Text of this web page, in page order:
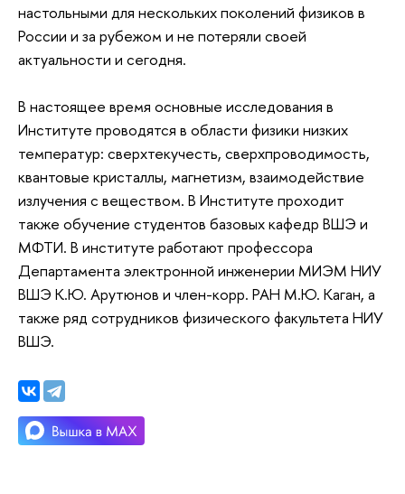
настольными для нескольких поколений физиков в
России и за рубежом и не потеряли своей
актуальности и сегодня.
В настоящее время основные исследования в
Институте проводятся в области физики низких
температур: сверхтекучесть, сверхпроводимость,
квантовые кристаллы, магнетизм, взаимодействие
излучения с веществом. В Институте проходит
также обучение студентов базовых кафедр ВШЭ и
МФТИ. В институте работают профессора
Департамента электронной инженерии МИЭМ НИУ
ВШЭ К.Ю. Арутюнов и член-корр. РАН М.Ю. Каган, а
также ряд сотрудников физического факультета НИУ
ВШЭ.